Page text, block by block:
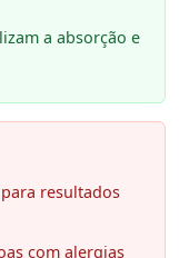
a absorção e
resultados
com alergias